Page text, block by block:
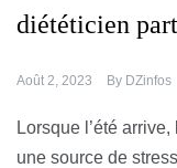
diététicien
Août 2, 2023 By DZinfos
Lorsque l’été
une source de